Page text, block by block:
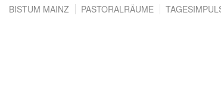
BISTUM MAINZ PASTORALRÄUME